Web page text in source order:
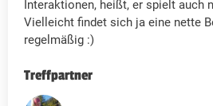
Interaktionen, heißt, er spielt auch
Vielleicht findet sich ja eine nette
regelmäßig :)
Treffpartner